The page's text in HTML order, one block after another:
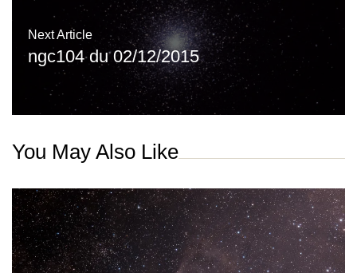
Next Article
ngc104 du 02/12/2015
You May Also Like